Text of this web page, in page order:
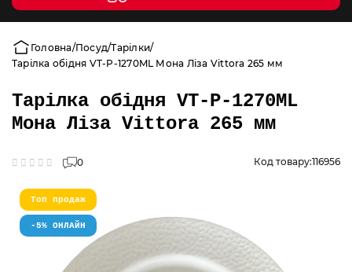
Головна Посуд Тарілки
Тарілка обідня VT-P-1270ML Мона Ліза Vittora 265 мм
Тарілка обідня VT-P-1270ML
Мона Ліза Vittora 265 мм
0 Код товару:116956
Топ продаж
-5% ОНЛАЙН